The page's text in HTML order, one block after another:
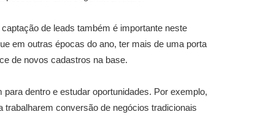
de leads também é importante neste
em outras épocas do ano, ter mais de uma porta
de novos cadastros na base.
dentro e estudar oportunidades. Por exemplo,
conversão de negócios tradicionais